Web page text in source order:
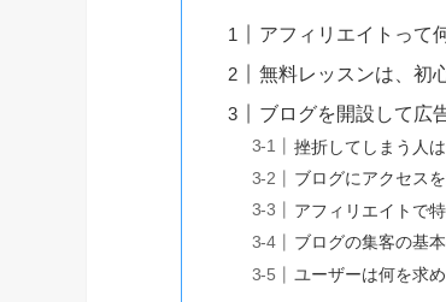
アフィリエイトって
無料レッスンは、初
ブログを開設して広
挫折してしまう人
ブログにアクセス
アフィリエイトで
ブログの集客の基
ユーザーは何を求